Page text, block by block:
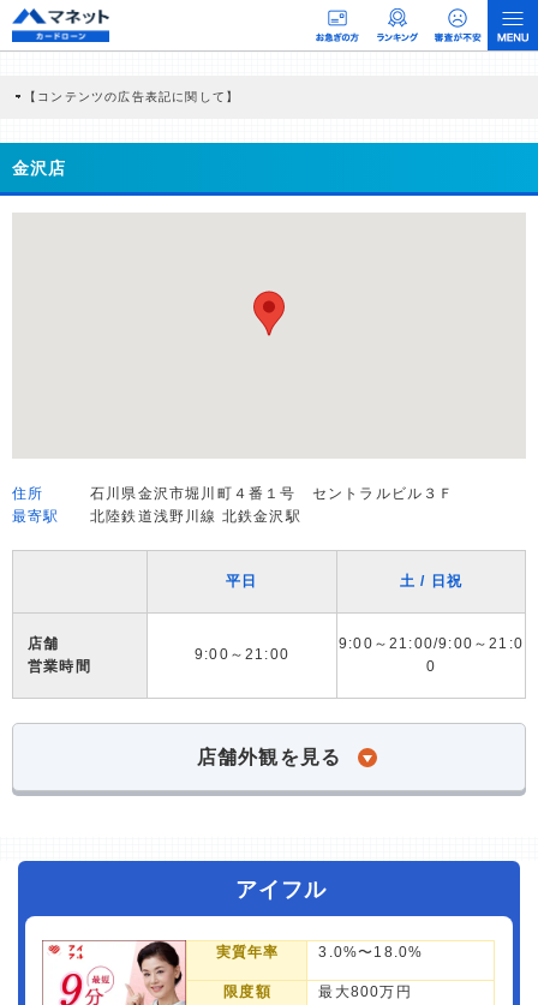
【コンテンツの広告表記に関して】
商品を根拠なくPRするものではなく、当編集部の調査／ユーザーへの口コミ収集な
どに基づき、公平性を担保した情報提供を行っています。
>提携企業一覧
金沢店
住所
石川県金沢市堀川町４番１号 セントラルビル３Ｆ
最寄駅
北陸鉄道浅野川線 北鉄金沢駅
平日 土 / 日祝
店舗
営業時間
9:00～21:00
9:00～21:00/9:00～21:0
0
店舗外観を見る
アイフル
実質年率 3.0%〜18.0%
限度額 最大800万円